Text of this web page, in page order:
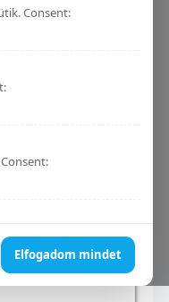
Consent:
Elfogadom mindet